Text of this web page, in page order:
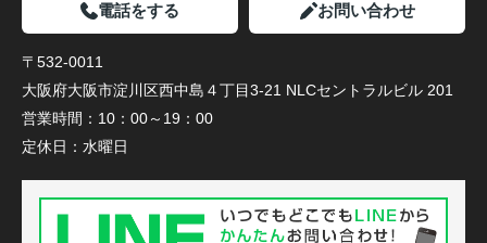
電話をする お問い合わせ
〒532-0011
大阪府大阪市淀川区西中島４丁目3-21 NLCセントラルビル 201
営業時間： 10：00～19：00
定休日： 水曜日